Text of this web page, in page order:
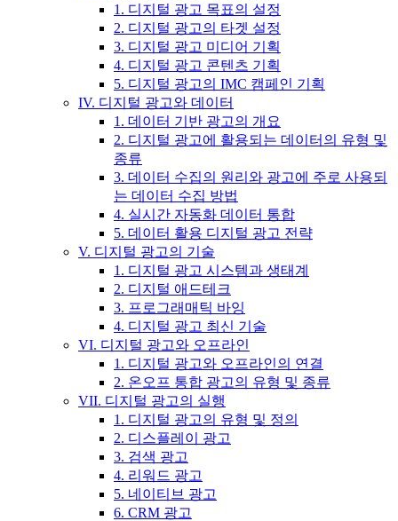
1. 디지털 광고 목표의 설정
2. 디지털 광고의 타겟 설정
3. 디지털 광고 미디어 기획
4. 디지털 광고 콘텐츠 기획
5. 디지털 광고의 IMC 캠페인 기획
IV. 디지털 광고와 데이터
1. 데이터 기반 광고의 개요
2. 디지털 광고에 활용되는 데이터의 유형 및
종류
3. 데이터 수집의 원리와 광고에 주로 사용되
는 데이터 수집 방법
4. 실시간 자동화 데이터 통합
5. 데이터 활용 디지털 광고 전략
V. 디지털 광고의 기술
1. 디지털 광고 시스템과 생태계
2. 디지털 애드테크
3. 프로그래매틱 바잉
4. 디지털 광고 최신 기술
VI. 디지털 광고와 오프라인
1. 디지털 광고와 오프라인의 연결
2. 온오프 통합 광고의 유형 및 종류
VII. 디지털 광고의 실행
1. 디지털 광고의 유형 및 정의
2. 디스플레이 광고
3. 검색 광고
4. 리워드 광고
5. 네이티브 광고
6. CRM 광고